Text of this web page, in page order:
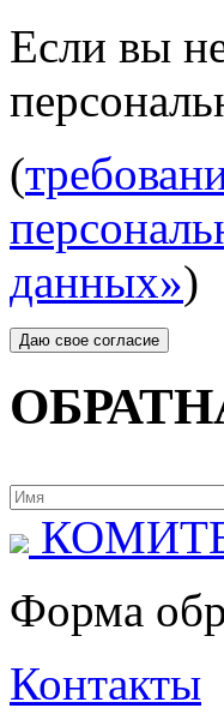
Если вы
(
данных»)
Форма
Контакты